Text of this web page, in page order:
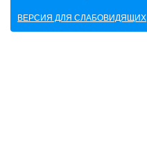
ВЕРСИЯ ДЛЯ СЛАБОВИДЯЩИХ